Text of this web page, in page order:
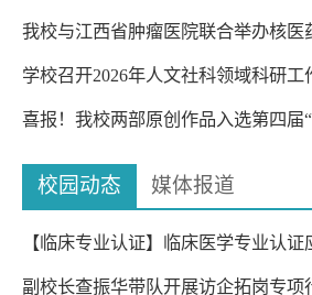
我校与江西省肿瘤医院联合举办核
学校召开2026年人文社科领域科研
喜报！我校两部原创作品入选第四
校园动态 媒体报道
【临床专业认证】临床医学专业认
副校长查振华带队开展访企拓岗专项